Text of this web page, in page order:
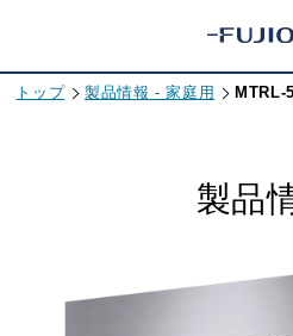
トップ 製品情報 - 家庭用 MTRL-
製品